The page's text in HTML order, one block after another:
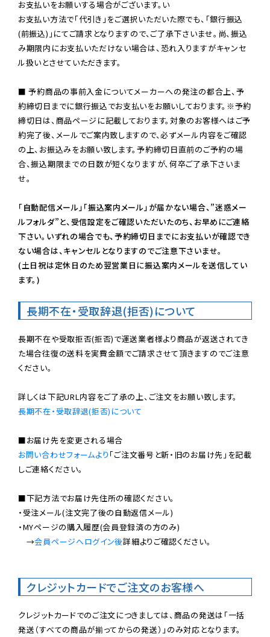
お支払いをお願いする場合がございます。い
お支払い方法で「代引き」をご選択いただいた際でも、「銀行振込
(前振込)」にてご請求となりますので、ご了承下さいませ。尚、振込
み期限内にお支払いただけない場合は、恐れ入りますがキャンセ
ル扱いとさせていただきます。
■ 予約商品の事前入金についてメーカーへの発注の都合上、予
約締切日までに銀行振込でお支払いをお願いしております。※予約
締切日は、商品ページに記載しております。対象のお客様へはご予
約完了後、メールでご案内致しますので、必ずメール内容をご確認
の上、お振込みをお願い致します。予約締切日直前のご予約の場
合、振込期限までの日数が短くなりますが、何卒ご了承下さいま
せ。
「自動配信メール」「振込案内メール」が届かない場合、”迷惑メー
ルフォルダ”と、受信設定をご確認いただいたのち、お早めにご連絡
下さい。いずれの場合でも、予約締切日までにお支払いが確認でき
ない場合は、キャンセルとなりますのでご注意下さいませ。
(土日祝は定休日のため翌営業日に振込案内メールを送信してい
ます。)
長期不在・受取辞退(拒否)について
長期不在や受取拒否(拒否)で運送業者様より商品が返送されてき
た場合往復の送料を実費金額でご請求させて頂きますのでご注意
ください。
長期不在・受取辞退(拒否)について
お問い合わせフォームより 「ご注文番号と新・旧のお届け先」を記載
しご連絡ください。
■下記方法でお届け先住所の確認ください。
・受注メール(注文完了後の自動返信メール)
・MYページの購入履歴(会員登録済の方のみ)
→会員ページへログイン後詳細よりご確認ください。
クレジットカードでご注文のお客様へ
クレジットカードでのご注文につきましては、商品の発送は「一括
発送（すべての商品が揃ってからの発送）」のみ対応となります。